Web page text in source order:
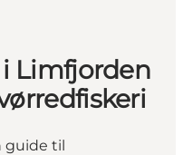
i Limfjorden
guide til